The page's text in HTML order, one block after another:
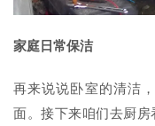
家庭日常保洁
再来说说卧室的清洁
面。接下来咱们去厨